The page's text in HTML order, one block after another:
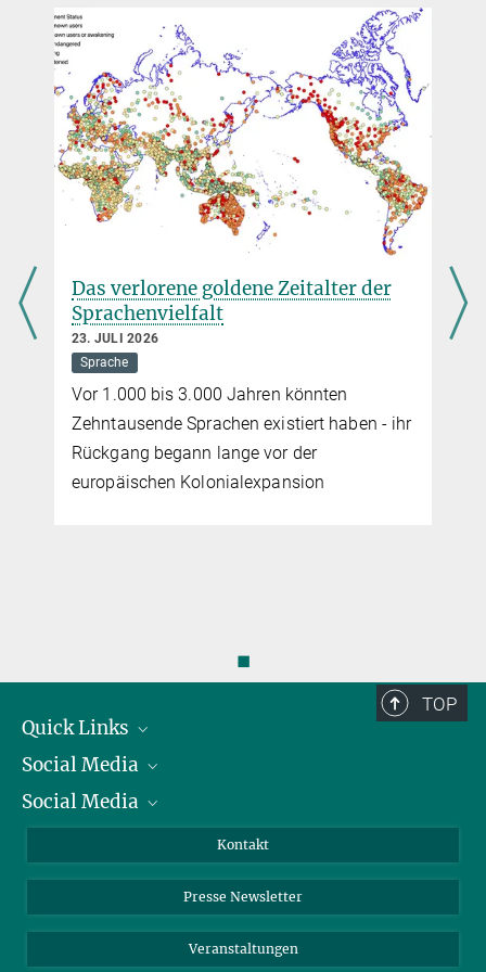
+49 3641 686-606
presse@...
Das verlorene goldene Zeitalter der
Sprachenvielfalt
23. JULI 2026
Sprache
Vor 1.000 bis 3.000 Jahren könnten
Zehntausende Sprachen existiert haben - ihr
Rückgang begann lange vor der
europäischen Kolonialexpansion
◼
TOP
Quick Links
Präsident
Zahlen und Fakten
Meldestelle Fehlverhalten
Social Media
Bluesky
TikTok
Social Media
Instagram
YouTube
Kontakt
Presse Newsletter
Veranstaltungen